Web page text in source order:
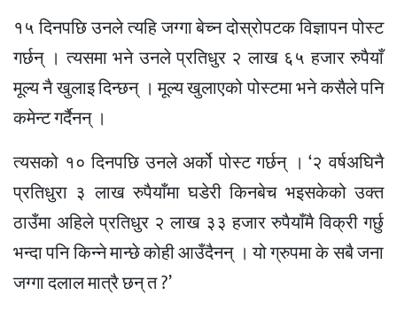
१५ दिनपछि उनले त्यहि जग्गा बेच्न दोस्रोपटक विज्ञापन पोस्ट
गर्छन् । त्यसमा भने उनले प्रतिधुर २ लाख ६५ हजार रुपैयाँ
मूल्य नै खुलाइ दिन्छन् । मूल्य खुलाएको पोस्टमा भने कसैले पनि
कमेन्ट गर्दैनन् ।
त्यसको १० दिनपछि उनले अर्को पोस्ट गर्छन् । ‘२ वर्षअघिनै
प्रतिधुरा ३ लाख रुपैयाँमा घडेरी किनबेच भइसकेको उक्त
ठाउँमा अहिले प्रतिधुर २ लाख ३३ हजार रुपैयाँमै विक्री गर्छु
भन्दा पनि किन्ने मान्छे कोही आउँदैनन् । यो ग्रुपमा के सबै जना
जग्गा दलाल मात्रै छन् त ?’